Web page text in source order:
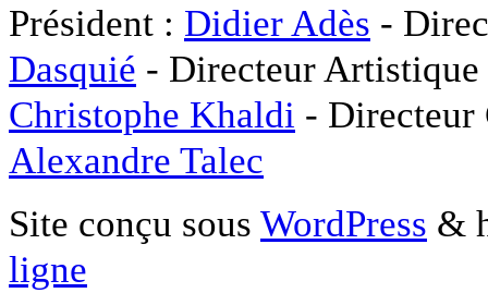
Président : Didier Adès -
Dasquié - Directeur
Christophe Khaldi -
Alexandre Talec
Site conçu sous WordPress &
ligne